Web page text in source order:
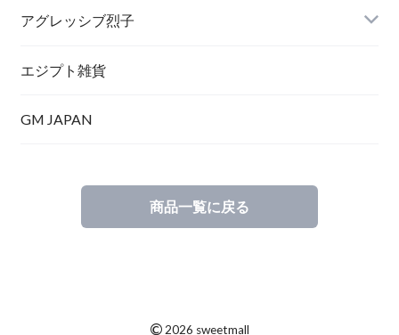
航空自衛隊グッズ
アグレッシブ烈子
エジプト雑貨
GM JAPAN
商品一覧に戻る
©2026 sweetmall